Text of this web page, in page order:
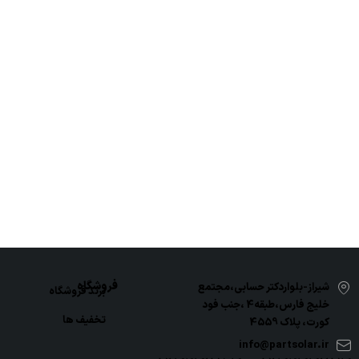
شیراز-بلواردکتر حسابی،مجتمع
خلیج فارس،طبقه4 ،جنب فود
کورت، پلاک 4559
info@partsolar.ir
فروشگاه
برند فروشگاه
تخفیف ها